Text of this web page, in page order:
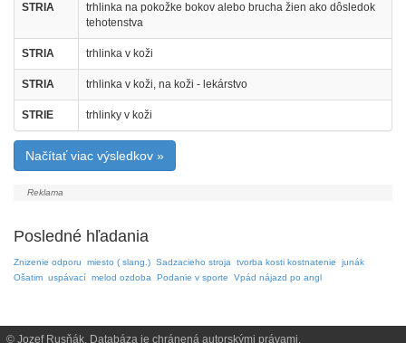
STRIA
trhlinka na pokožke bokov alebo brucha žien ako dôsledok
tehotenstva
STRIA trhlinka v koži
STRIA trhlinka v koži, na koži - lekárstvo
STRIE trhlinky v koži
Načítať viac výsledkov »
Posledné hľadania
Znizenie odporu miesto ( slang.) Sadzacieho stroja tvorba kosti kostnatenie
junák
Ošatim uspávací melod ozdoba Podanie v sporte Vpád nájazd po angl
© Jozef Rusňák. Databáza je chránená autorskými právami.